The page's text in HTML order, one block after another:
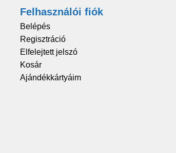
Felhasználói fiók
Belépés
Regisztráció
Elfelejtett jelszó
Kosár
Ajándékkártyáim